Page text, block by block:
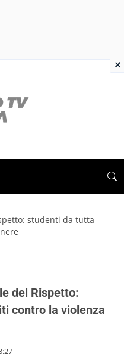
studenti da tutta
del Rispetto:
contro la violenza
×